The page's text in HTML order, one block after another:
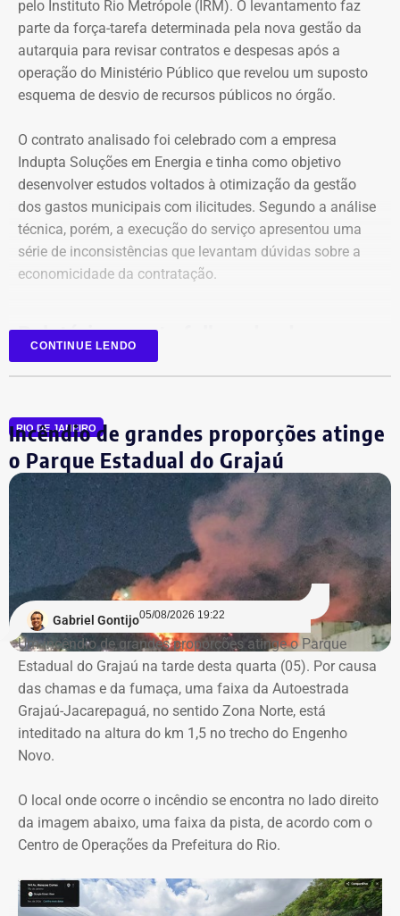
existência de irregularidades.
Declaração de bens de Vinícius Cozzolino em 2026 — Foto:
Reprodução/Divulgacand
Declaração de bens de Vinícius Cozzolino em 2022 — Foto:
Reprodução/Divulgacand
pelo Instituto Rio Metrópole (IRM). O levantamento faz
parte da força-tarefa determinada pela nova gestão da
autarquia para revisar contratos e despesas após a
operação do Ministério Público que revelou um suposto
esquema de desvio de recursos públicos no órgão.
O contrato analisado foi celebrado com a empresa
Indupta Soluções em Energia e tinha como objetivo
desenvolver estudos voltados à otimização da gestão
dos gastos municipais com ilicitudes. Segundo a análise
técnica, porém, a execução do serviço apresentou uma
série de inconsistências que levantam dúvidas sobre a
economicidade da contratação.
Relatório aponta falhas desde o
planejamento
auditores está a concentração de funções incompatíveis
dentro do processo de contratação. Conforme o relatório,
os mesmos agentes públicos participaram das etapas de
planejamento, julgamento e fiscalização do contrato,
comprometendo a segregação de funções.
A auditoria também aponta indícios de restrição à
competitividade da licitação, observados pela baixa
variação entre as propostas apresentadas pelas
empresas concorrentes, além de falhas na elaboração do
termo de referência.
Outro ponto que chamou a atenção dos técnicos foi a
ausência de critérios objetivos para justificar a
contratação da equipe prevista. Em uma das fases do
projeto, o contrato estimava a atuação de 76
superior a R$ 28 mil. Em alguns casos, como o de
consultores especializados, os valores chegavam a quase
R$ 75 mil por profissional, sem que houvesse justificativa
CONTINUE LENDO
RIO DE JANEIRO
Incêndio de grandes proporções atinge
o Parque Estadual do Grajaú
Gabriel Gontijo05/08/2026 19:22
Um incêndio de grandes proporções atinge o Parque
Estadual do Grajaú na tarde desta quarta (05). Por causa
das chamas e da fumaça, uma faixa da Autoestrada
Grajaú-Jacarepaguá, no sentido Zona Norte, está
inteditado na altura do km 1,5 no trecho do Engenho
Novo.
O local onde ocorre o incêndio se encontra no lado direito
da imagem abaixo, uma faixa da pista, de acordo com o
Centro de Operações da Prefeitura do Rio.